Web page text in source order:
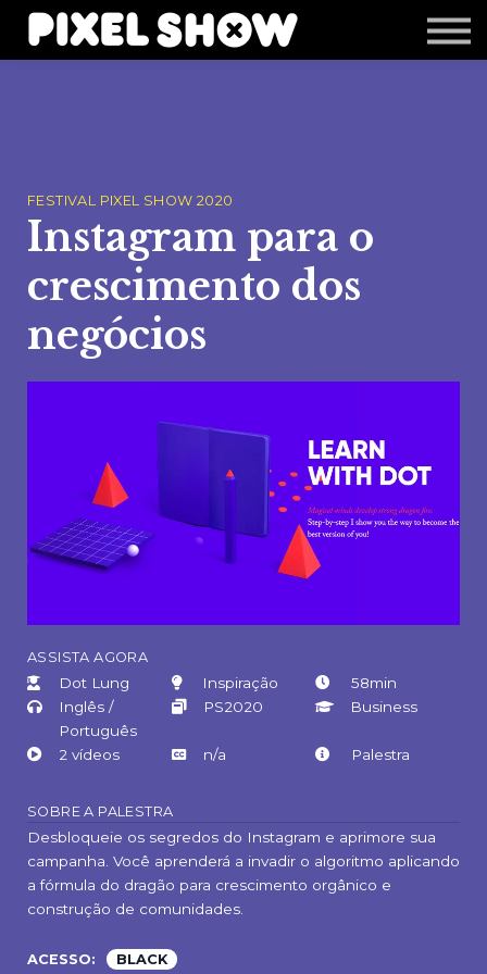
Shop
Revista Zupi
FESTIVAL PIXEL SHOW 2020
Instagram para o
crescimento dos
negócios
ASSISTA AGORA
Dot Lung Inspiração
58min
Inglês /
Português
PS2020 Business
2 vídeos n/a Palestra
SOBRE A PALESTRA
Desbloqueie os segredos do Instagram e aprimore sua
campanha. Você aprenderá a invadir o algoritmo aplicando
a fórmula do dragão para crescimento orgânico e
construção de comunidades.
ACESSO: BLACK